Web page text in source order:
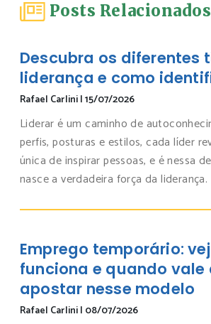
Posts Relacionados
Descubra os diferentes
liderança e como
Rafael Carlini|15/07/2026
Liderar é um caminho de
perfis, posturas e estilos, cada líder
única de inspirar pessoas, e é nessa
nasce a verdadeira força da liderança.
Emprego temporário:
funciona e quando vale
apostar nesse modelo
Rafael Carlini| 08/07/2026